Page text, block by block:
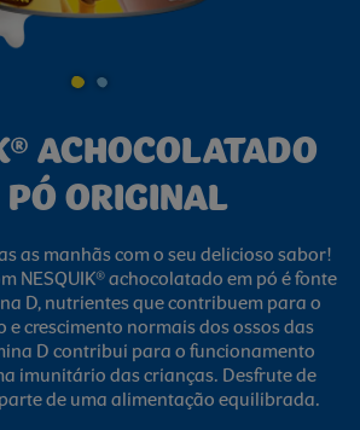
ACHOCOLATADO
PÓ ORIGINAL
as manhãs com o seu delicioso sabor!
NESQUIK® achocolatado em pó é fonte
D, nutrientes que contribuem para o
e crescimento normais dos ossos das
D contribui para o funcionamento
imunitário das crianças. Desfrute de
parte de uma alimentação equilibrada.